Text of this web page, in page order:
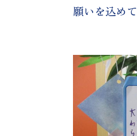
願いを込め